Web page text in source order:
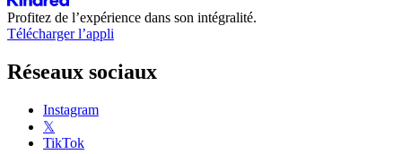
Profitez de l’expérience dans son intégralité.
Télécharger l’appli
Réseaux sociaux
Instagram
𝕏
TikTok